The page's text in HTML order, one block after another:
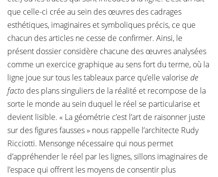
que celle-ci crée au sein des œuvres des cadrages
esthétiques, imaginaires et symboliques précis, ce que
chacun des articles ne cesse de confirmer. Ainsi, le
présent dossier considère chacune des œuvres analysées
comme un exercice graphique au sens fort du terme, où la
ligne joue sur tous les tableaux parce qu’elle valorise de
facto des plans singuliers de la réalité et recompose de la
sorte le monde au sein duquel le réel se particularise et
devient lisible. « La géométrie c’est l’art de raisonner juste
sur des figures fausses » nous rappelle l’architecte Rudy
Ricciotti. Mensonge nécessaire qui nous permet
d’appréhender le réel par les lignes, sillons imaginaires de
l’espace qui offrent les moyens de consentir plus